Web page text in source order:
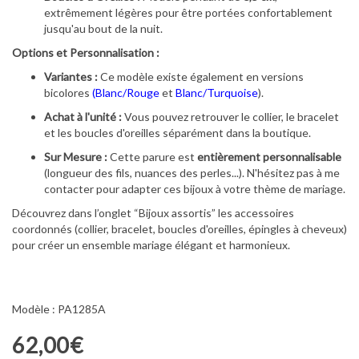
extrêmement légères pour être portées confortablement
jusqu'au bout de la nuit.
Options et Personnalisation :
Variantes :Ce modèle existe également en versions
bicolores (Blanc/Rougeet Blanc/Turquoise).
Achat à l'unité :Vous pouvez retrouver le collier, le bracelet
et les boucles d'oreilles séparément dans la boutique.
Sur Mesure :Cette parure est entièrement personnalisable
(longueur des fils, nuances des perles...). N'hésitez pas à me
contacter pour adapter ces bijoux à votre thème de mariage.
Découvrez dans l’onglet “Bijoux assortis” les accessoires
coordonnés (collier, bracelet, boucles d'oreilles, épingles à cheveux)
pour créer un ensemble mariage élégant et harmonieux.
Modèle : PA1285A
62,00€